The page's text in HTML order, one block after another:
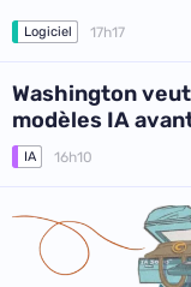
Logiciel 17h17
Washington
modèles IA
IA 16h10